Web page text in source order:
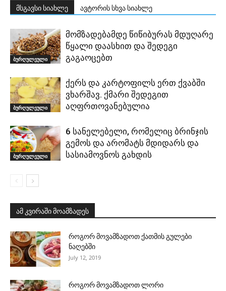
მსგავსი სიახლე ავტორის სხვა სიახლე
ბურღულეული
მომზადებამდე წიწიბურას მდუღარე
წყალი დაასხით და შედეგი
გაგაოცებთ
ბურღულეული
ქერს და კარტოფილს ერთ ქვაბში
ვხარშავ. ქმარი შედეგით
აღფრთოვანებულია
ბურღულეული
6 სანელებელი, რომელიც ბრინჯის
გემოს და არომატს მდიდარს და
სასიამოვნოს გახდის
ამ კვირაში მოამზადეს
როგორ მოვამზადოთ ქათმის გულები
ნაღებში
July 12, 2019
როგორ მოვამზადოთ ლორი